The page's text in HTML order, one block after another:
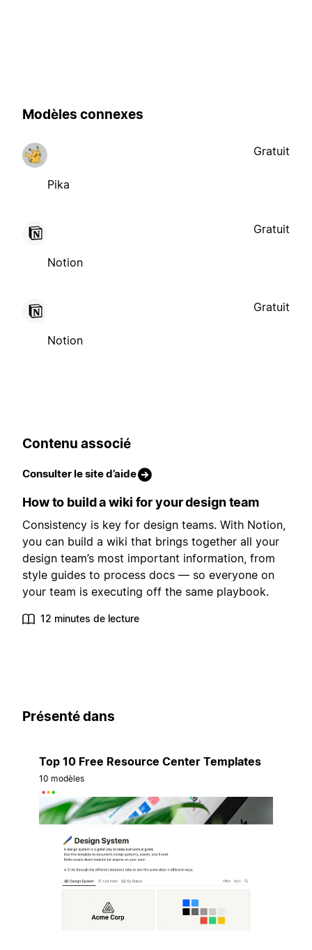
Modèles connexes
Pika
Gratuit
Notion
Gratuit
Notion
Gratuit
Contenu associé
Consulter le site d’aide
How to build a wiki for your design team
Consistency is key for design teams. With Notion,
you can build a wiki that brings together all your
design team’s most important information, from
style guides to process docs — so everyone on
your team is executing off the same playbook.
12 minutes de lecture
Présenté dans
Top 10 Free Resource Center Templates
10 modèles